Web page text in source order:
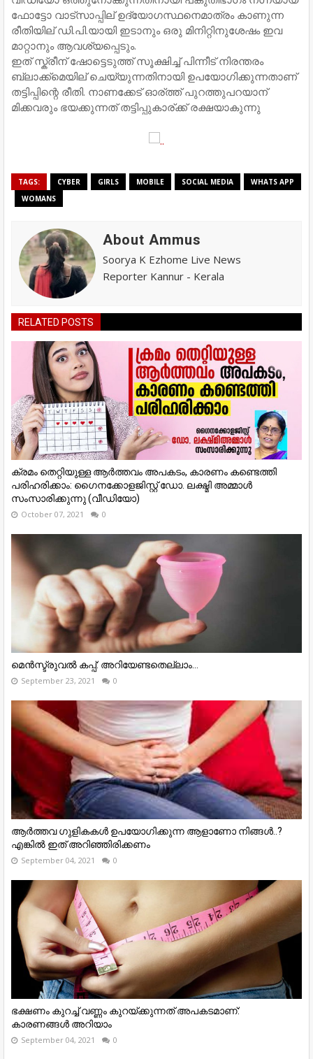
ഫോട്ടോ വാട്സാപ്പില് ഉദ്യോഗസ്ഥനെമാത്രം കാണുന്ന
രീതിയില് ഡി.പി.യായി ഇടാനും ഒരു മിനിറ്റിനുശേഷം ഇവ
മാറ്റാനും ആവശ്യപ്പെടും.
ഇത് സ്ക്രീന് ഷോട്ടെടുത്ത് സൂക്ഷിച്ച് പിന്നീട് നിരന്തരം
ബ്ലാക്ക്മെയില് ചെയ്യുന്നതിനായി ഉപയോഗിക്കുന്നതാണ്
തട്ടിപ്പിന്റെ രീതി. നാണക്കേട് ഓര്ത്ത് പുറത്തുപറയാന്
മിക്കവരും ഭയക്കുന്നത് തട്ടിപ്പുകാര്ക്ക് രക്ഷയാകുന്നു
TAGS: CYBER GIRLS MOBILE SOCIAL MEDIA
WHATS APP
WOMANS
About Ammus
Soorya K Ezhome Live News
Reporter Kannur - Kerala
RELATED POSTS
ക്രമം തെറ്റിയുള്ള ആർത്തവം അപകടം, കാരണം കണ്ടെത്തി
പരിഹരിക്കാം: ഗൈനക്കോളജിസ്റ്റ്‌ ഡോ. ലക്ഷ്മി അമ്മാൾ
സംസാരിക്കുന്നു (വീഡിയോ)
October 07, 2021 0
മെന്‍സ്ട്രുവല്‍ കപ്പ്: അറിയേണ്ടതെല്ലാം...
September 23, 2021 0
ആര്‍ത്തവ ഗുളികകള്‍ ഉപയോഗിക്കുന്ന ആളാണോ നിങ്ങള്‍..?
എങ്കില്‍ ഇത് അറിഞ്ഞിരിക്കണം
September 04, 2021 0
ഭക്ഷണം കുറച്ച് വണ്ണം കുറയ്ക്കുന്നത് അപകടമാണ്:
കാരണങ്ങൾ അറിയാം
September 04, 2021 0